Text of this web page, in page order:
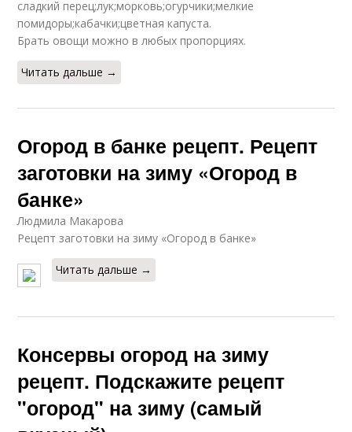
сладкий перец;лук;морковь;огурчики;мелкие
помидоры;кабачки;цветная капуста.
Брать овощи можно в любых пропорциях.
Читать дальше →
Огород в банке рецепт. Рецепт
заготовки на зиму «Огород в
банке»
Людмила Макарова
Рецепт заготовки на зиму «Огород в банке»
Читать дальше →
Консервы огород на зиму
рецепт. Подскажите рецепт
"огород" на зиму (самый